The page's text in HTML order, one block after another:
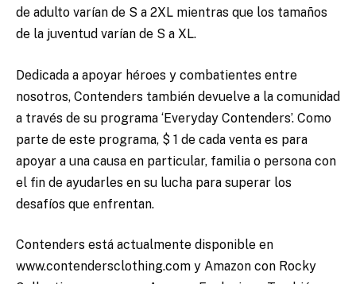
de adulto varían de S a 2XL mientras que los tamaños
de la juventud varían de S a XL.
Dedicada a apoyar héroes y combatientes entre
nosotros, Contenders también devuelve a la comunidad
a través de su programa ‘Everyday Contenders’. Como
parte de este programa, $ 1 de cada venta es para
apoyar a una causa en particular, familia o persona con
el fin de ayudarles en su lucha para superar los
desafíos que enfrentan.
Contenders está actualmente disponible en
www.contendersclothing.com y Amazon con Rocky